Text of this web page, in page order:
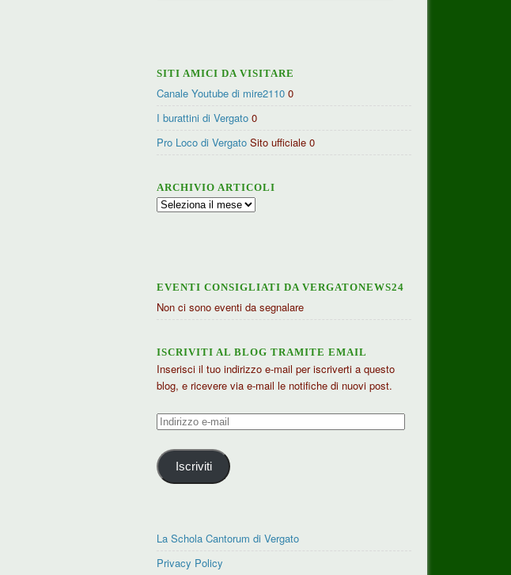
SITI AMICI DA VISITARE
Canale Youtube di mire2110 0
I burattini di Vergato 0
Pro Loco di Vergato Sito ufficiale 0
ARCHIVIO ARTICOLI
Archivio
EVENTI CONSIGLIATI DA VERGATONEWS24
Non ci sono eventi da segnalare
ISCRIVITI AL BLOG TRAMITE EMAIL
Inserisci il tuo indirizzo e-mail per iscriverti a questo
blog, e ricevere via e-mail le notifiche di nuovi post.
Indirizzo
mail
Iscriviti
La Schola Cantorum di Vergato
Privacy Policy